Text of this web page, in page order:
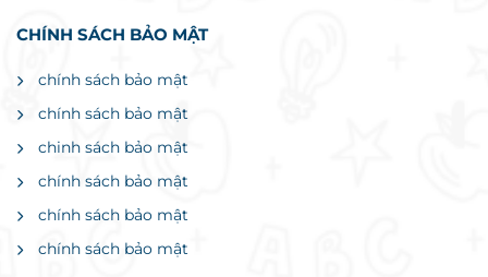
CHÍNH SÁCH BẢO MẬT
chính sách bảo mật
chính sách bảo mật
chinh sách bảo mật
chính sách bảo mật
chính sách bảo mật
chính sách bảo mật